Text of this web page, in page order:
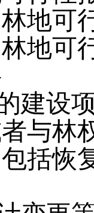
地可
地可
建设
与林
括恢